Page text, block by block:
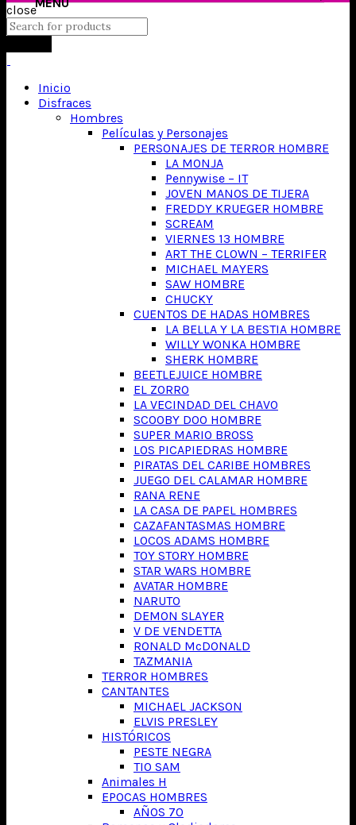
close
Inicio
Disfraces
Hombres
Películas y Personajes
PERSONAJES DE TERROR HOMBRE
LA MONJA
Pennywise – IT
JOVEN MANOS DE TIJERA
FREDDY KRUEGER HOMBRE
SCREAM
VIERNES 13 HOMBRE
ART THE CLOWN – TERRIFER
MICHAEL MAYERS
SAW HOMBRE
CHUCKY
CUENTOS DE HADAS HOMBRES
LA BELLA Y LA BESTIA HOMBRE
WILLY WONKA HOMBRE
SHERK HOMBRE
BEETLEJUICE HOMBRE
EL ZORRO
LA VECINDAD DEL CHAVO
SCOOBY DOO HOMBRE
SUPER MARIO BROSS
LOS PICAPIEDRAS HOMBRE
PIRATAS DEL CARIBE HOMBRES
JUEGO DEL CALAMAR HOMBRE
RANA RENE
LA CASA DE PAPEL HOMBRES
CAZAFANTASMAS HOMBRE
LOCOS ADAMS HOMBRE
TOY STORY HOMBRE
STAR WARS HOMBRE
AVATAR HOMBRE
NARUTO
DEMON SLAYER
V DE VENDETTA
RONALD McDONALD
TAZMANIA
TERROR HOMBRES
CANTANTES
MICHAEL JACKSON
ELVIS PRESLEY
HISTÓRICOS
PESTE NEGRA
TIO SAM
Animales H
EPOCAS HOMBRES
AÑOS 70